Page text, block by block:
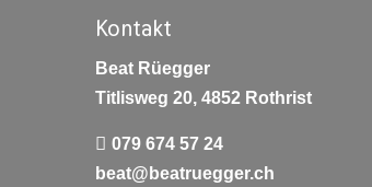
Kontakt
Beat Rüegger
Titlisweg 20, 4852 Rothrist
079 674 57 24
beat@beatruegger.ch